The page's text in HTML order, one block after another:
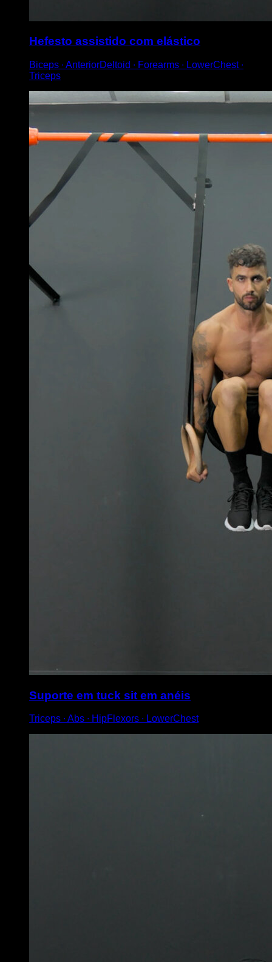
Hefesto assistido com elástico
Biceps ∙ AnteriorDeltoid ∙ Forearms ∙ LowerChest ∙
Triceps
Suporte em tuck sit em anéis
Triceps ∙ Abs ∙ HipFlexors ∙ LowerChest